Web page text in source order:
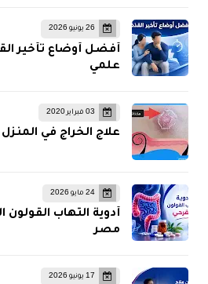
26 يونيو 2026
أفضل أوضاع تأخير
علمي
03 فبراير 2020
علاج الخراج في
24 مايو 2026
أدوية التهاب
مصر
17 يونيو 2026